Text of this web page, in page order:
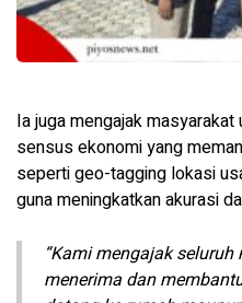
Ia juga mengajak
sensus ekonomi yang
seperti geo-tagging lokasi
guna meningkatkan akurasi
“Kami mengajak
menerima dan